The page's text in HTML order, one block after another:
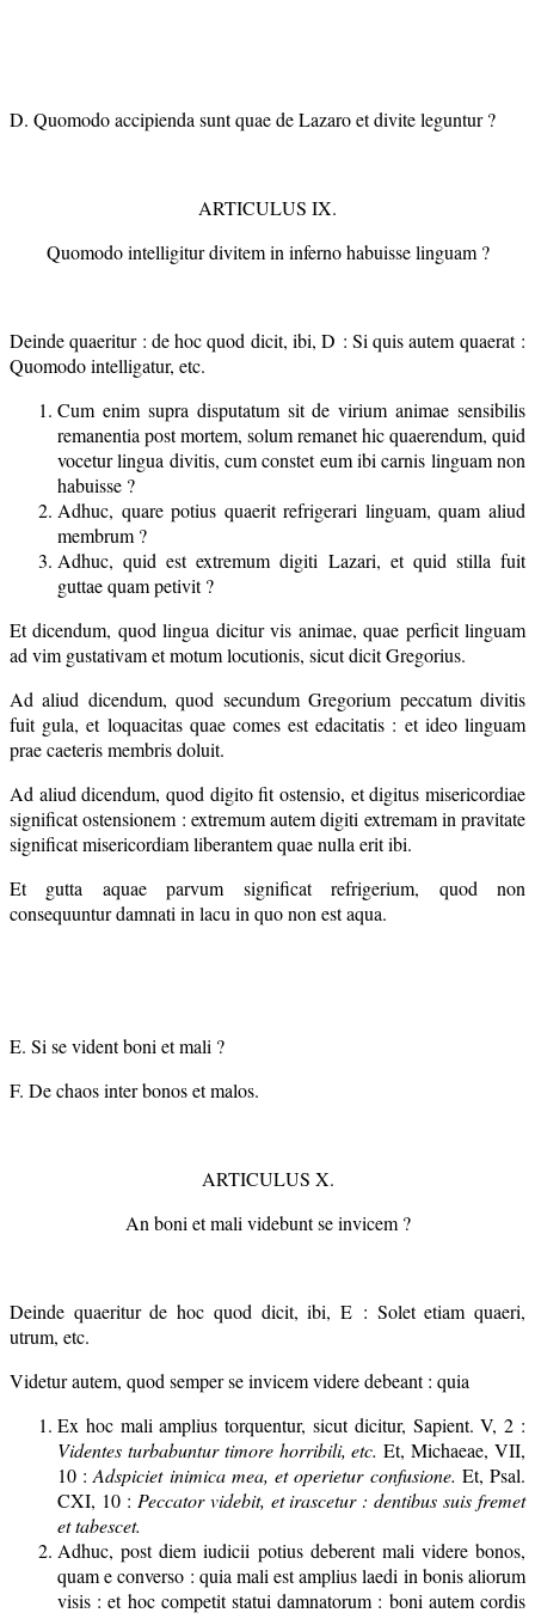
D. Quomodo accipienda sunt quae de Lazaro et divite leguntur ?
ARTICULUS IX.
Quomodo intelligitur divitem in inferno habuisse linguam ?
Deinde quaeritur : de hoc quod dicit, ibi, D : Si quis autem quaerat :
Quomodo intelligatur, etc.
Cum enim supra disputatum sit de virium animae sensibilis
remanentia post mortem, solum remanet hic quaerendum, quid
vocetur lingua divitis, cum constet eum ibi carnis linguam non
habuisse ?
Adhuc, quare potius quaerit refrigerari linguam, quam aliud
membrum ?
Adhuc, quid est extremum digiti Lazari, et quid stilla fuit
guttae quam petivit ?
Et dicendum, quod lingua dicitur vis animae, quae perficit linguam
ad vim gustativam et motum locutionis, sicut dicit Gregorius.
Ad aliud dicendum, quod secundum Gregorium peccatum divitis
fuit gula, et loquacitas quae comes est edacitatis : et ideo linguam
prae caeteris membris doluit.
Ad aliud dicendum, quod digito fit ostensio, et digitus misericordiae
significat ostensionem : extremum autem digiti extremam in pravitate
significat misericordiam liberantem quae nulla erit ibi.
Et gutta aquae parvum significat refrigerium, quod non
consequuntur damnati in lacu in quo non est aqua.
E. Si se vident boni et mali ?
F. De chaos inter bonos et malos.
ARTICULUS X.
An boni et mali videbunt se invicem ?
Deinde quaeritur de hoc quod dicit, ibi, E : Solet etiam quaeri,
utrum, etc.
Videtur autem, quod semper se invicem videre debeant : quia
Ex hoc mali amplius torquentur, sicut dicitur, Sapient. V, 2 :
Videntes turbabuntur timore horribili, etc.Et, Michaeae, VII,
10 :Adspiciet inimica mea, et operietur confusione. Et, Psal.
CXI, 10 : Peccator videbit, et irascetur : dentibus suis fremet
et tabescet.
Adhuc, post diem iudicii potius deberent mali videre bonos,
quam e converso : quia mali est amplius laedi in bonis aliorum
visis : et hoc competit statui damnatorum : boni autem cordis